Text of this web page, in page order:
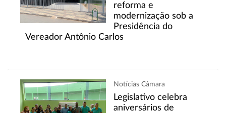
reforma e
modernização sob a
Presidência do
Vereador Antônio Carlos
Notícias Câmara
Legislativo celebra
aniversários de